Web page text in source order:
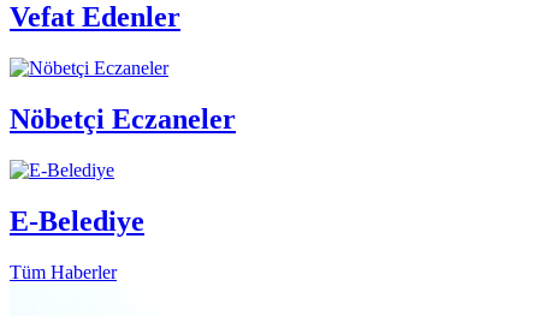
Vefat Edenler
Nöbetçi Eczaneler
E-Belediye
Tüm Haberler